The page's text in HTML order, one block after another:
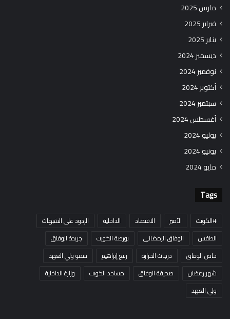
مارس 2025
فبراير 2025
يناير 2025
ديسمبر 2024
نوفمبر 2024
أكتوبر 2024
سبتمبر 2024
أغسطس 2024
يوليو 2024
يونيو 2024
مايو 2024
Tags
#الكويت الأمير الاقتصاد الداخلية
الردود على الشبهات
الطقس
الوفاق الرمضاني بورصة الكويت
جريدة الوفاق
خاص الوفاق
درجات الحرارة ربيع إبراهيم
سمو ولي العهد
شهر رمضان
صحيفة الوفاق مساجد الكويت
وزارة الداخلية
ولي العهد